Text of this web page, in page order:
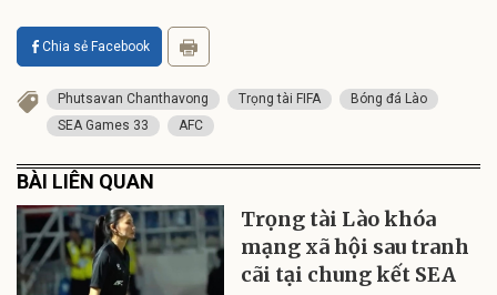
Chia sẻ Facebook
Phutsavan Chanthavong Trọng tài FIFA
Bóng đá Lào
SEA Games 33
AFC
BÀI LIÊN QUAN
Trọng tài Lào khóa
mạng xã hội sau tranh
cãi tại chung kết SEA